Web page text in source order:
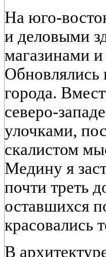
На юго-
и деловыми
магазинами
Обновлялись
города.
северо-западе
улочками,
скалистом
Медину я
почти треть
оставшихся
красовались
В